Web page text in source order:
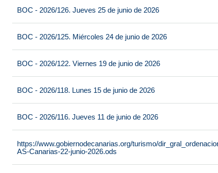
BOC - 2026/126. Jueves 25 de junio de 2026
BOC - 2026/125. Miércoles 24 de junio de 2026
BOC - 2026/122. Viernes 19 de junio de 2026
BOC - 2026/118. Lunes 15 de junio de 2026
BOC - 2026/116. Jueves 11 de junio de 2026
https://www.gobiernodecanarias.org/turismo/
AS-Canarias-22-junio-2026.ods